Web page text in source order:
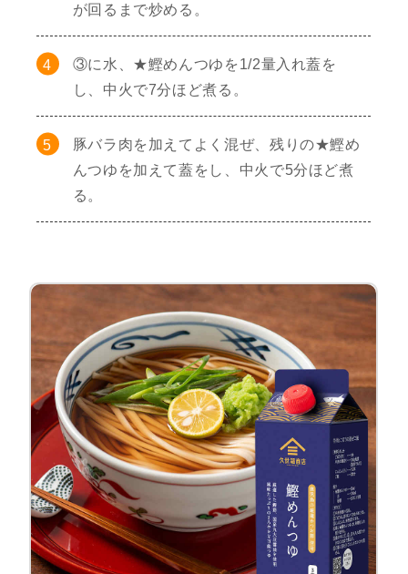
が回るまで炒める。
③に水、★鰹めんつゆを1/2量入れ蓋を
し、中火で7分ほど煮る。
豚バラ肉を加えてよく混ぜ、残りの★鰹め
んつゆを加えて蓋をし、中火で5分ほど煮
る。